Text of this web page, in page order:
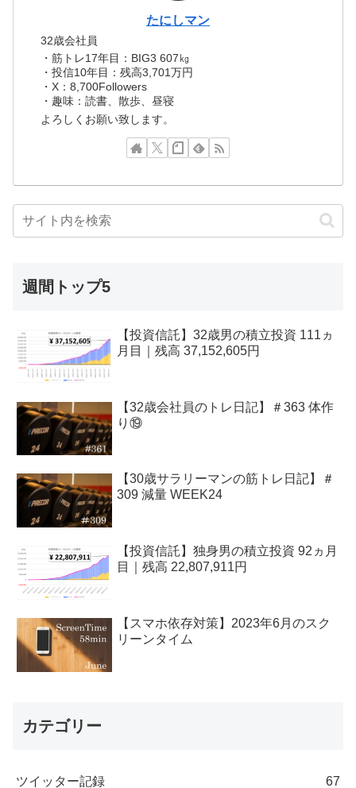
たにしマン
32歳会社員
・筋トレ17年目：BIG3 607㎏
・投信10年目：残高3,701万円
・X：8,700Followers
・趣味：読書、散歩、昼寝
よろしくお願い致します。
週間トップ5
【投資信託】32歳男の積立投資 111ヵ
月目｜残高 37,152,605円
【32歳会社員のトレ日記】＃363 体作
り⑲
【30歳サラリーマンの筋トレ日記】＃
309 減量 WEEK24
【投資信託】独身男の積立投資 92ヵ月
目｜残高 22,807,911円
【スマホ依存対策】2023年6月のスク
リーンタイム
カテゴリー
ツイッター記録 67